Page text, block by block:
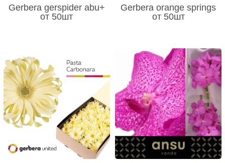
Gerbera gerspider abu+
от 50шт
Gerbera orange springs
от 50шт